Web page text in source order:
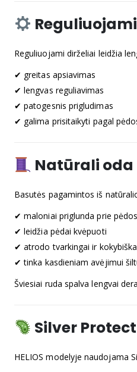
Reguliuojami dirželiai leidžia
✔ greitas apsiavimas
✔ lengvas reguliavimas
✔ patogesnis prigludimas
✔ galima prisitaikyti pagal
Natūrali
Basutės pagamintos iš
✔ maloniai priglunda prie pėdos
✔ leidžia pėdai kvėpuoti
✔ atrodo tvarkingai ir
✔ tinka kasdieniam avėjimui
Šviesiai ruda spalva lengvai
Silver
HELIOS modelyje naudojama